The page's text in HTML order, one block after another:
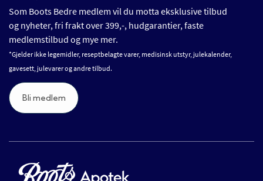
Som Boots Bedre medlem vil du motta eksklusive tilbud
og nyheter, fri frakt over 399,-, hudgarantier, faste
medlemstilbud og mye mer.
*Gjelder ikke legemidler, reseptbelagte varer, medisinsk utstyr, julekalender,
gavesett, julevarer og andre tilbud.
Bli medlem